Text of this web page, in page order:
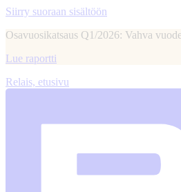
Siirry suoraan sisältöön
Osavuosikatsaus Q1/2026: Vahva
Lue raportti
Relais, etusivu